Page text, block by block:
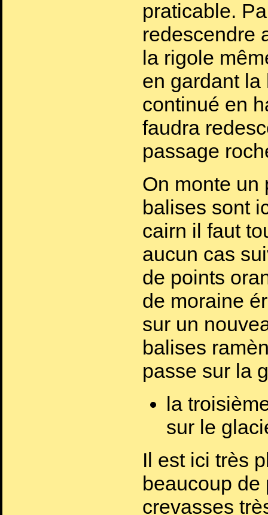
praticable.
redescendre
la rigole
en gardant la
continué en
faudra
passage
On monte un
balises sont
cairn il faut
aucun cas
de points
de moraine
sur un
balises
passe sur la
la
sur le
Il est ici très
beaucoup de
crevasses